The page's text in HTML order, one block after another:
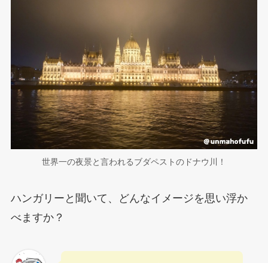
世界一の夜景と言われるブダペストのドナウ川！
ハンガリーと聞いて、どんなイメージを思い浮か
べますか？